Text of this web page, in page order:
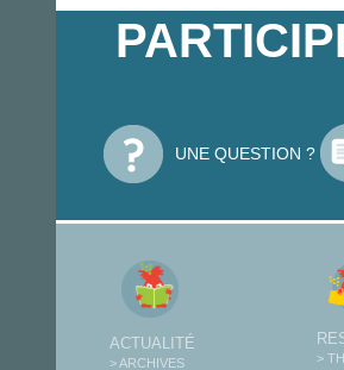
UNE QUESTION ?
ACTUALITÉ
> ARCHIVES >